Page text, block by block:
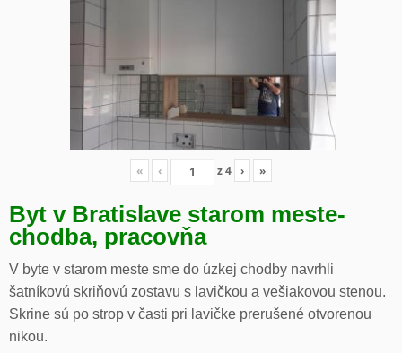
« ‹ z4 › »
Byt v Bratislave starom meste-
chodba, pracovňa
V byte v starom meste sme do úzkej chodby navrhli
šatníkovú skriňovú zostavu s lavičkou a vešiakovou stenou.
Skrine sú po strop v časti pri lavičke prerušené otvorenou
nikou.